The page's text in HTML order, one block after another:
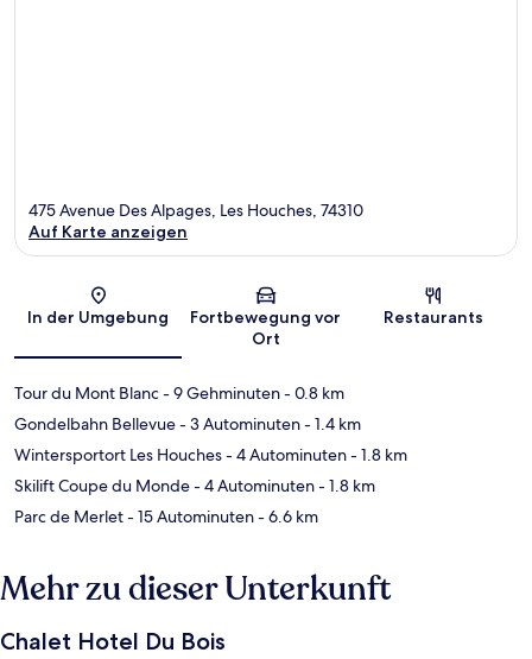
Karte
475 Avenue Des Alpages, Les Houches, 74310
Auf Karte anzeigen
In der Umgebung
Fortbewegung vor
Ort
Restaurants
Tour du Mont Blanc- 9 Gehminuten- 0.8 km
Gondelbahn Bellevue- 3 Autominuten- 1.4 km
Wintersportort Les Houches- 4 Autominuten- 1.8 km
Skilift Coupe du Monde- 4 Autominuten- 1.8 km
Parc de Merlet- 15 Autominuten- 6.6 km
Mehr zu dieser Unterkunft
Chalet Hotel Du Bois